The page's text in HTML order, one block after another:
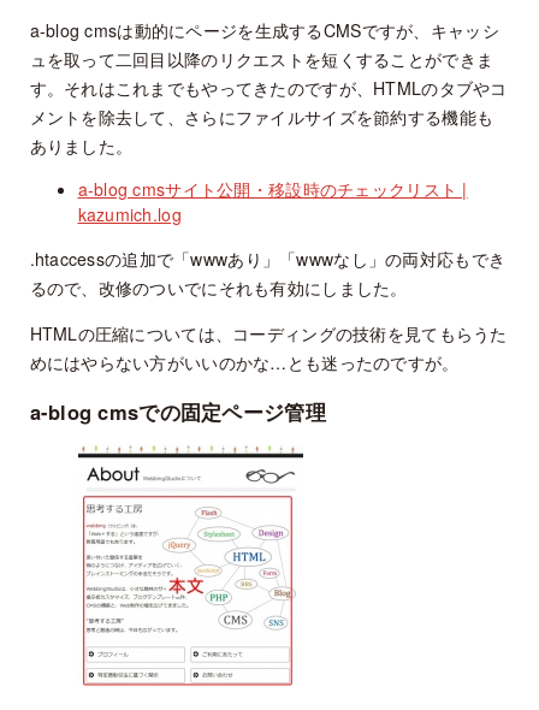
a-blog cmsは動的にページを生成するCMSですが、キャッシ
ュを取って二回目以降のリクエストを短くすることができま
す。それはこれまでもやってきたのですが、HTMLのタブやコ
メントを除去して、さらにファイルサイズを節約する機能も
ありました。
a-blog cmsサイト公開・移設時のチェックリスト |
kazumich.log
.htaccessの追加で「wwwあり」「wwwなし」の両対応もでき
るので、改修のついでにそれも有効にしました。
HTMLの圧縮については、コーディングの技術を見てもらうた
めにはやらない方がいいのかな…とも迷ったのですが。
a-blog cmsでの固定ページ管理